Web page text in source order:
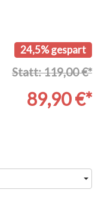
24,5% gespart
Statt: 119,00 €*
89,90 €*